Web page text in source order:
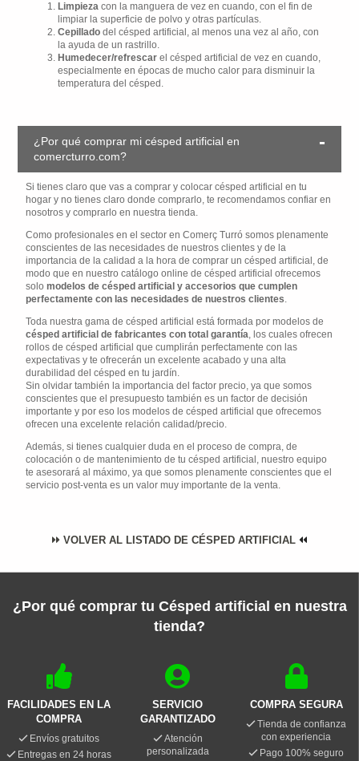
Limpieza con la manguera de vez en cuando, con el fin de
limpiar la superficie de polvo y otras partículas.
Cepillado del césped artificial, al menos una vez al año, con
la ayuda de un rastrillo.
Humedecer/refrescar el césped artificial de vez en cuando,
especialmente en épocas de mucho calor para disminuir la
temperatura del césped.
¿Por qué comprar mi césped artificial en
comercturro.com?
Si tienes claro que vas a comprar y colocar césped artificial en tu
hogar y no tienes claro donde comprarlo, te recomendamos confiar en
nosotros y comprarlo en nuestra tienda.
Como profesionales en el sector en Comerç Turró somos plenamente
conscientes de las necesidades de nuestros clientes y de la
importancia de la calidad a la hora de comprar un césped artificial, de
modo que en nuestro catálogo online de césped artificial ofrecemos
solomodelos de césped artificial y accesorios que cumplen
perfectamente con las necesidades de nuestros clientes.
Toda nuestra gama de césped artificial está formada por modelos de
césped artificial de fabricantes con total garantía, los cuales ofrecen
rollos de césped artificial que cumplirán perfectamente con las
expectativas y te ofrecerán un excelente acabado y una alta
durabilidad del césped en tu jardín.
Sin olvidar también la importancia del factor precio, ya que somos
conscientes que el presupuesto también es un factor de decisión
importante y por eso los modelos de césped artificial que ofrecemos
ofrecen una excelente relación calidad/precio.
Además, si tienes cualquier duda en el proceso de compra, de
colocación o de mantenimiento de tu césped artificial, nuestro equipo
te asesorará al máximo, ya que somos plenamente conscientes que el
servicio post-venta es un valor muy importante de la venta.
VOLVER AL LISTADO DE CÉSPED ARTIFICIAL
¿Por qué comprar tu Césped artificial en nuestra
tienda?
FACILIDADES EN LA
COMPRA
Envíos gratuitos
Entregas en 24 horas
SERVICIO
GARANTIZADO
Atención
personalizada
COMPRA SEGURA
Tienda de confianza
con experiencia
Pago 100% seguro